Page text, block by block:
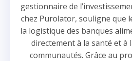
gestionnaire de
chez Purolator, souligne que
la logistique des banques
directement à la santé et à
communautés. Grâce au